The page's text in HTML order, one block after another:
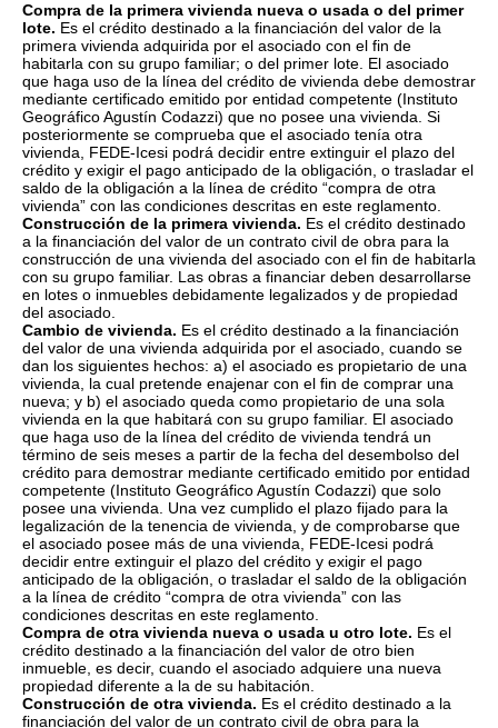
Compra de la primera vivienda nueva o usada o del primer
lote. Es el crédito destinado a la financiación del valor de la
primera vivienda adquirida por el asociado con el fin de
habitarla con su grupo familiar; o del primer lote. El asociado
que haga uso de la línea del crédito de vivienda debe demostrar
mediante certificado emitido por entidad competente (Instituto
Geográfico Agustín Codazzi) que no posee una vivienda. Si
posteriormente se comprueba que el asociado tenía otra
vivienda, FEDE-Icesi podrá decidir entre extinguir el plazo del
crédito y exigir el pago anticipado de la obligación, o trasladar el
saldo de la obligación a la línea de crédito “compra de otra
vivienda” con las condiciones descritas en este reglamento.
Construcción de la primera vivienda. Es el crédito destinado
a la financiación del valor de un contrato civil de obra para la
construcción de una vivienda del asociado con el fin de habitarla
con su grupo familiar. Las obras a financiar deben desarrollarse
en lotes o inmuebles debidamente legalizados y de propiedad
del asociado.
Cambio de vivienda. Es el crédito destinado a la financiación
del valor de una vivienda adquirida por el asociado, cuando se
dan los siguientes hechos: a) el asociado es propietario de una
vivienda, la cual pretende enajenar con el fin de comprar una
nueva; y b) el asociado queda como propietario de una sola
vivienda en la que habitará con su grupo familiar. El asociado
que haga uso de la línea del crédito de vivienda tendrá un
término de seis meses a partir de la fecha del desembolso del
crédito para demostrar mediante certificado emitido por entidad
competente (Instituto Geográfico Agustín Codazzi) que solo
posee una vivienda. Una vez cumplido el plazo fijado para la
legalización de la tenencia de vivienda, y de comprobarse que
el asociado posee más de una vivienda, FEDE-Icesi podrá
decidir entre extinguir el plazo del crédito y exigir el pago
anticipado de la obligación, o trasladar el saldo de la obligación
a la línea de crédito “compra de otra vivienda” con las
condiciones descritas en este reglamento.
Compra de otra vivienda nueva o usada u otro lote. Es el
crédito destinado a la financiación del valor de otro bien
inmueble, es decir, cuando el asociado adquiere una nueva
propiedad diferente a la de su habitación.
Construcción de otra vivienda. Es el crédito destinado a la
financiación del valor de un contrato civil de obra para la